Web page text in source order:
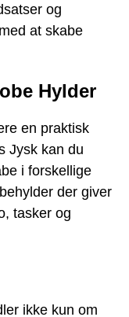
og
at skabe
Hylder
en praktisk
Jysk kan du
i forskellige
der giver
tasker og
ikke kun om